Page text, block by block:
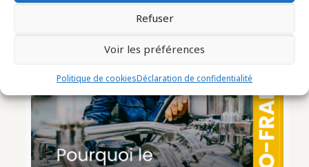
Refuser
Voir les préférences
Politique de cookiesDéclaration de confidentialité